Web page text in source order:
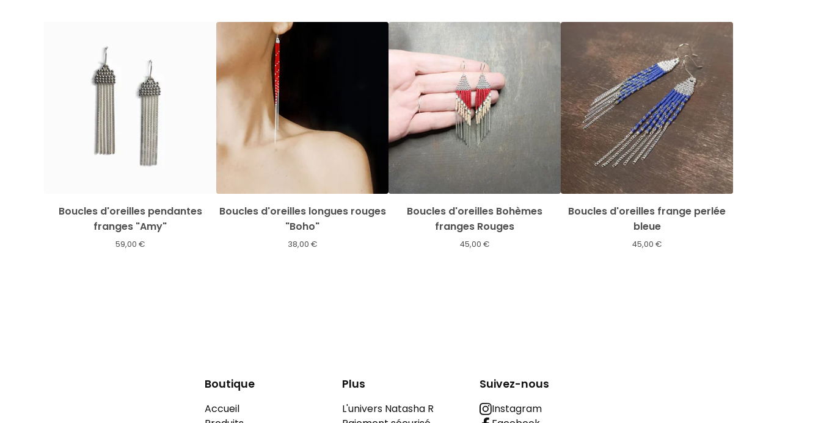
Boucles d'oreilles pendantes
franges "Amy"
59,00 €
Boucles d'oreilles longues rouges
"Boho"
38,00 €
Boucles d'oreilles Bohèmes
franges Rouges
45,00 €
Boucles d'oreilles frange perlée
bleue
45,00 €
Boutique
Accueil
Plus
L'univers Natasha R
Suivez-nous
Instagram